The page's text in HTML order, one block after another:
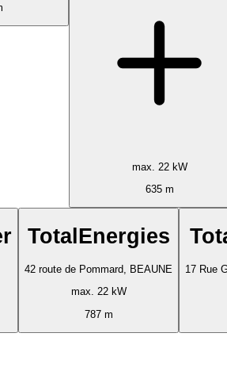
max. 22 kW
635 m
TotalEnergies
42 route de Pommard, BEAUNE
max. 22 kW
787 m
17 Rue